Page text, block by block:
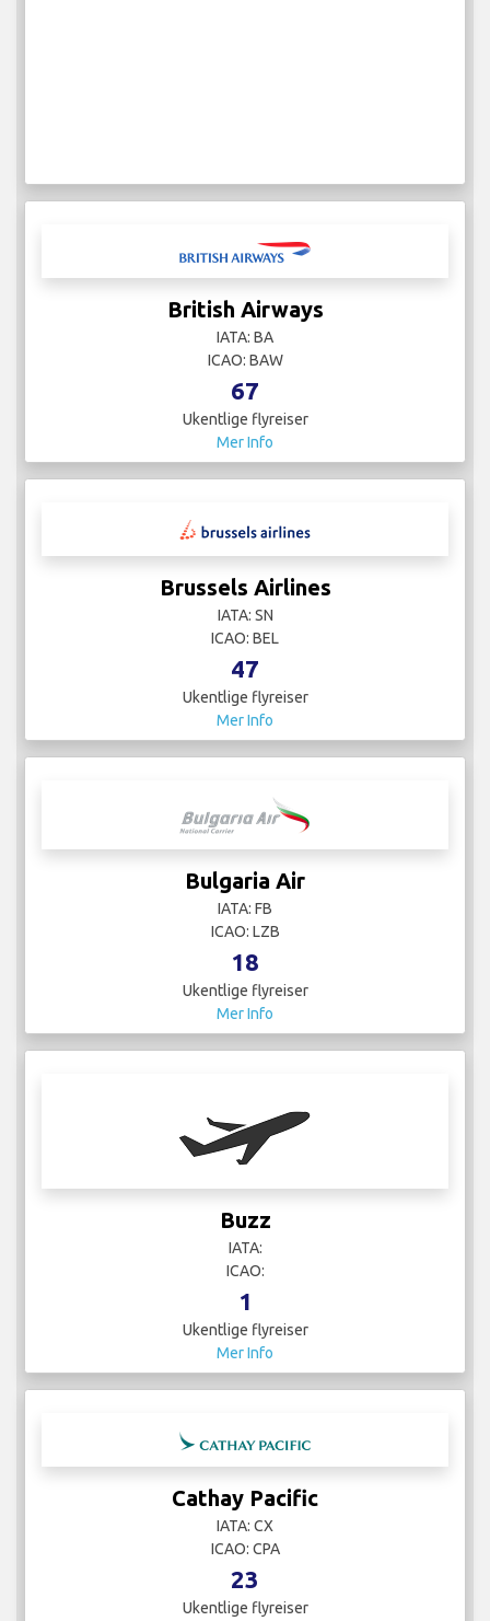
British Airways
IATA: BA
ICAO: BAW
67
Ukentlige flyreiser
Mer Info
Brussels Airlines
IATA: SN
ICAO: BEL
47
Ukentlige flyreiser
Mer Info
Bulgaria Air
IATA: FB
ICAO: LZB
18
Ukentlige flyreiser
Mer Info
Buzz
IATA:
ICAO:
1
Ukentlige flyreiser
Mer Info
Cathay Pacific
IATA: CX
ICAO: CPA
23
Ukentlige flyreiser